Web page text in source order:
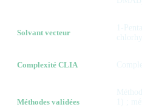
Solvant vecteur
Complexité CLIA
Méthodes validées